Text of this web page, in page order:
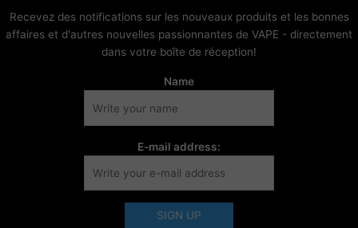
Recevez des notifications sur les nouveaux produits et les bonnes
affaires et d'autres nouvelles passionnantes de VAPE - directement
dans votre boîte de réception!
Name
E-mail address: